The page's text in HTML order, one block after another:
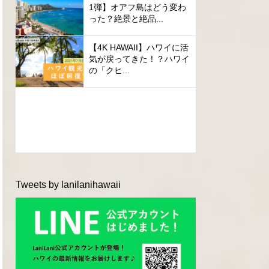
1弾】オアフ島はどう変わ
った？絶景と絶品...
【4K HAWAII】ハワイに活
気が戻ってきた！？ハワイ
の「クヒ...
Tweets by lanilanihawaii